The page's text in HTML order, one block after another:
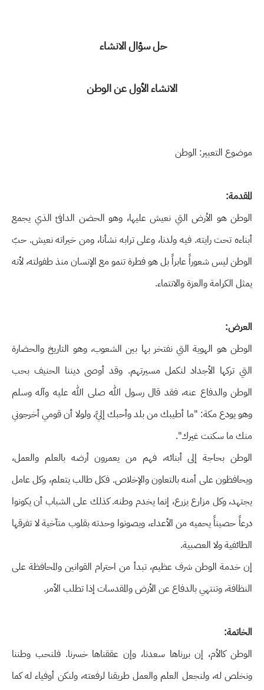
حل سؤال الانشاء
الانشاء الأول عن الوطن
موضوع التعبير: الوطن
المقدمة:
الوطن هو الأرض التي نعيش عليها، وهو الحضن الدافئ الذي يجمع
أبناءه تحت رايته. فيه ولدنا، وعلى ترابه نشأنا، ومن خيراته نعيش. حبّ
الوطن ليس شعوراً عابراً بل هو فطرة تنمو مع الإنسان منذ طفولته، لأنه
يمثل الكرامة والعزة والانتماء.
العرض:
الوطن هو الهوية التي نفتخر بها بين الشعوب، وهو التاريخ والحضارة
التي تركها الأجداد لنكمل مسيرتهم. وقد أوصى ديننا الحنيف بحب
الوطن والدفاع عنه، فقد قال رسول الله صلى الله عليه وآله وسلم
وهو يودع مكة: "ما أطيبك من بلد وأحبك إليَّ، ولولا أن قومي أخرجوني
منك ما سكنت غيرك".
الوطن بحاجة إلى أبنائه، فهم من يعمرون أرضه بالعلم والعمل،
ويحافظون على أمنه بالتعاون والإخلاص. فكل طالب يتعلم، وكل عامل
يجتهد، وكل مزارع يزرع، إنما يخدم وطنه. كذلك على الشباب أن يكونوا
درعاً حصيناً يحميه من الأعداء، ويصونوا وحدته بقلوب متآخية لا تفرقها
الطائفية ولا العصبية.
إن خدمة الوطن شرف عظيم، تبدأ من احترام القوانين والمحافظة على
النظافة، وتنتهي بالدفاع عن الأرض والمقدسات إذا تطلب الأمر.
الخاتمة:
الوطن كالأم، إن بررناها سعدنا، وإن عققناها خسرنا. فلنحب وطننا
ونخلص له، ولنجعل العلم والعمل طريقنا لرفعته، ولنكن أوفياء له كما